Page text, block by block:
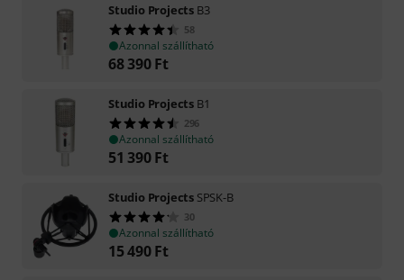
Studio Projects B3
58
Azonnal szállítható
68 390 Ft
Studio Projects B1
296
Azonnal szállítható
51 390 Ft
Studio Projects SPSK-B
30
Azonnal szállítható
15 490 Ft